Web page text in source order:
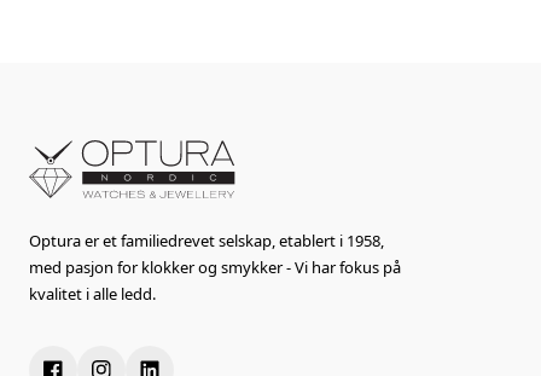
Optura er et familiedrevet selskap, etablert i 1958,
med pasjon for klokker og smykker - Vi har fokus på
kvalitet i alle ledd.